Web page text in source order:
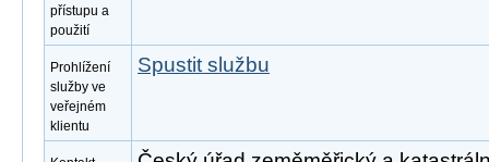
přístupu a
použití
Prohlížení
služby ve
veřejném
klientu
Spustit službu